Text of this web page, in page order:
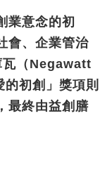
業意念的初
會、企業管治
瓦 （ Negawatt
初創」獎項則
最終由益創膳